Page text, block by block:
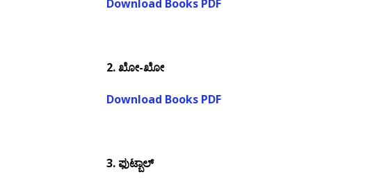
Download Books PDF
2.ಖೋ-ಖೋ
Download Books PDF
3. ಫುಟ್ಬಾಲ್